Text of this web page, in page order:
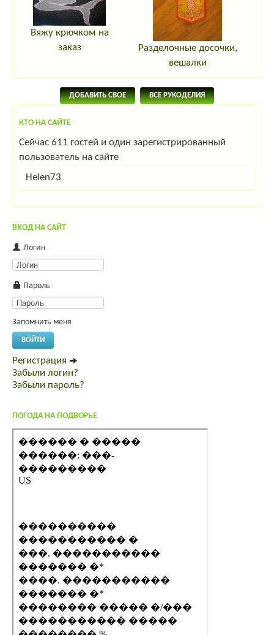
Вяжу крючком на
заказ
Разделочные досочки,
вешалки
ДОБАВИТЬ СВОЕ ВСЕ РУКОДЕЛИЯ
КТО НА САЙТЕ
Сейчас 611 гостей и один зарегистрированный
пользователь на сайте
Helen73
ВХОД НА САЙТ
Логин
Пароль
Запомнить меня
ВОЙТИ
Регистрация
Забыли логин?
Забыли пароль?
ПОГОДА НА ПОДВОРЬЕ